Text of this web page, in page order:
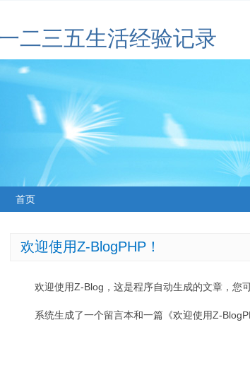
二三五生活经验记录
首页
欢迎使用Z-BlogPHP！
欢迎使用Z-Blog，这是程序自动生成的文章，您
系统生成了一个留言本和一篇《欢迎使用Z-